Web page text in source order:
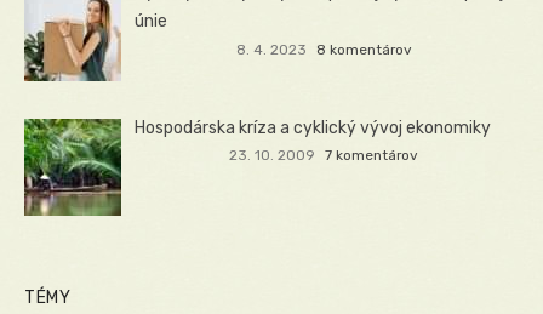
únie
8. 4. 2023 8 komentárov
Hospodárska kríza a cyklický vývoj ekonomiky
23. 10. 2009 7 komentárov
TÉMY